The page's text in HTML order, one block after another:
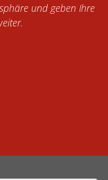
und geben Ihre